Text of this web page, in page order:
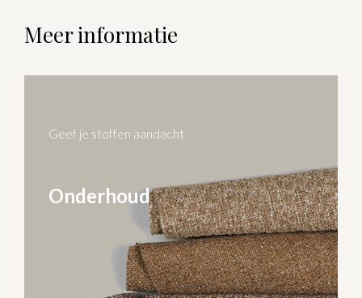
Meer informatie
Geef je stoffen aandacht
Onderhoud